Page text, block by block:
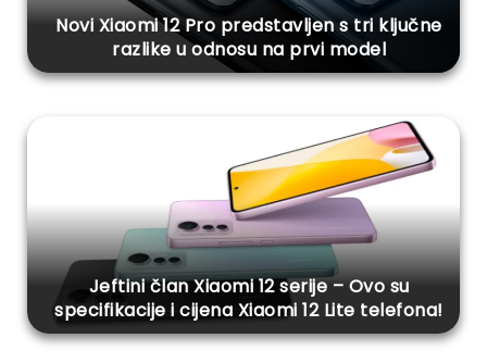
Novi Xiaomi 12 Pro predstavljen s tri ključne
razlike u odnosu na prvi model
Jeftini član Xiaomi 12 serije – Ovo su
specifikacije i cijena Xiaomi 12 Lite telefona!